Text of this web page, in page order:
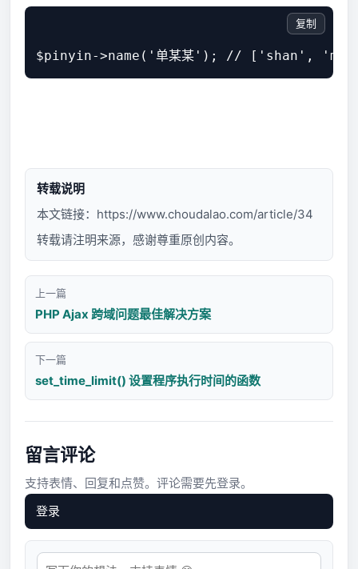
$pinyin->name('单某某'); // ['shan',
复制
转载说明
本文链接： https://www.choudalao.com/article/34
转载请注明来源，感谢尊重原创内容。
上一篇
PHP Ajax 跨域问题最佳解决方案
下一篇
set_time_limit() 设置程序执行时间的函数
留言评论
支持表情、回复和点赞。评论需要先登录。
登录